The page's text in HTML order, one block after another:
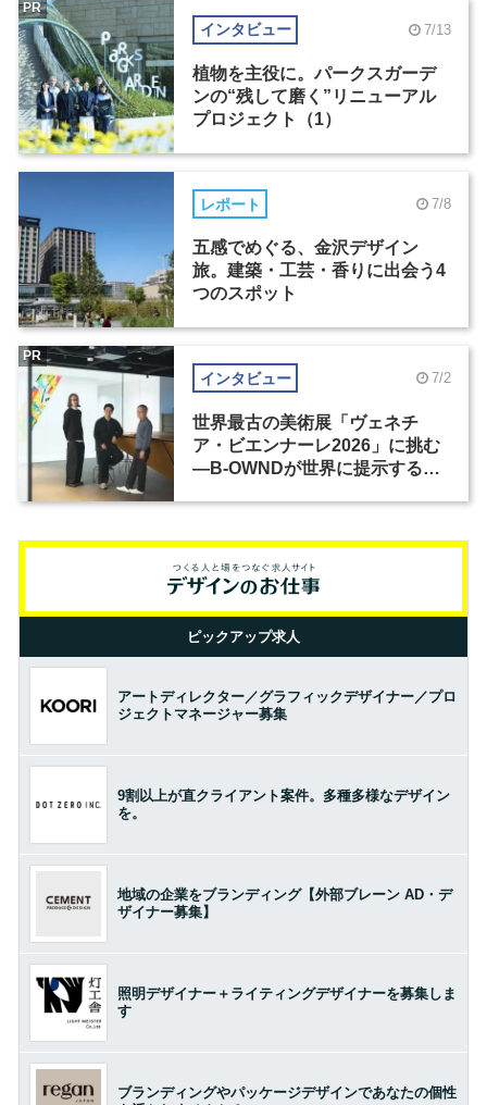
インタビュー 7/13
植物を主役に。パークスガーデ
ンの“残して磨く”リニューアル
プロジェクト（1）
PR
レポート 7/8
五感でめぐる、金沢デザイン
旅。建築・工芸・香りに出会う4
つのスポット
インタビュー 7/2
世界最古の美術展「ヴェネチ
ア・ビエンナーレ2026」に挑む
―B-OWNDが世界に提示する美
PR
ピックアップ求人
アートディレクター／グラフィックデザイナー／プロ
ジェクトマネージャー募集
9割以上が直クライアント案件。多種多様なデザイン
を。
地域の企業をブランディング【外部ブレーン AD・デ
ザイナー募集】
照明デザイナー＋ライティングデザイナーを募集しま
す
ブランディングやパッケージデザインであなたの個性